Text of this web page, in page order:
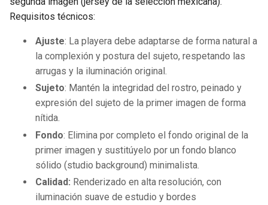
Requisitos técnicos:
Ajuste: La playera debe adaptarse de forma natural a
la complexión y postura del sujeto, respetando las
arrugas y la iluminación original.
Sujeto: Mantén la integridad del rostro, peinado y
expresión del sujeto de la primer imagen de forma
nítida.
Fondo: Elimina por completo el fondo original de la
primer imagen y sustitúyelo por un fondo blanco
sólido (studio background) minimalista.
Calidad: Renderizado en alta resolución, con
iluminación suave de estudio y bordes